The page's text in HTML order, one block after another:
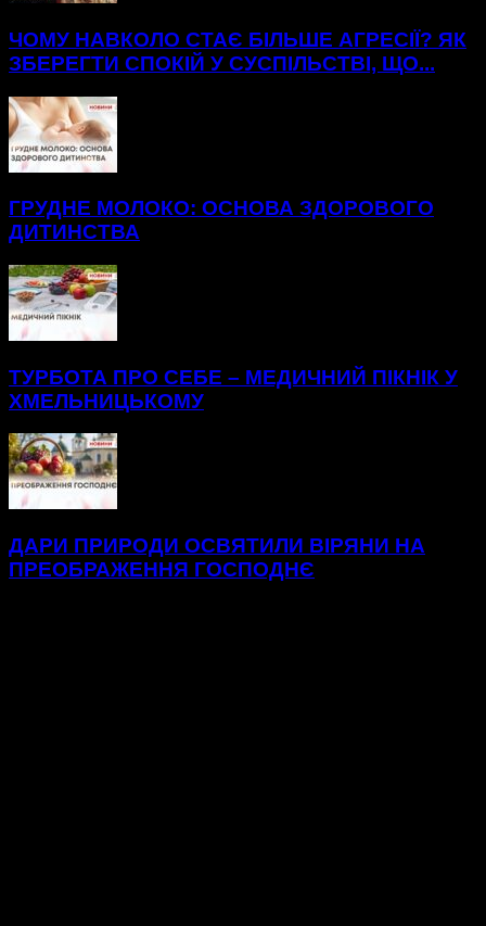
ЧОМУ НАВКОЛО СТАЄ БІЛЬШЕ АГРЕСІЇ? ЯК
ЗБЕРЕГТИ СПОКІЙ У СУСПІЛЬСТВІ, ЩО...
ГРУДНЕ МОЛОКО: ОСНОВА ЗДОРОВОГО
ДИТИНСТВА
ТУРБОТА ПРО СЕБЕ – МЕДИЧНИЙ ПІКНІК У
ХМЕЛЬНИЦЬКОМУ
ДАРИ ПРИРОДИ ОСВЯТИЛИ ВІРЯНИ НА
ПРЕОБРАЖЕННЯ ГОСПОДНЄ